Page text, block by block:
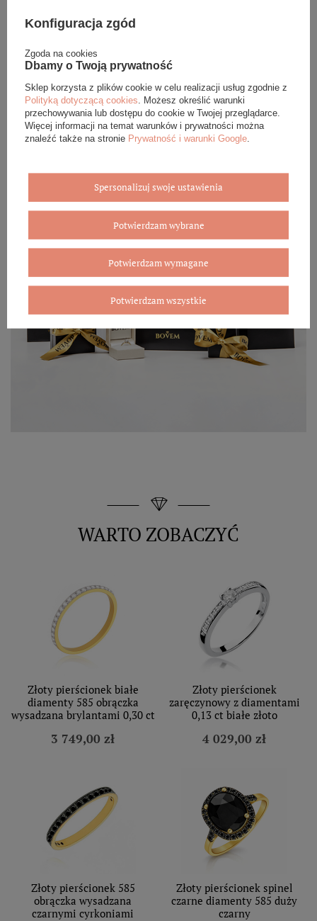
BOVEM otrzymasz jako gotowy do wręczenia upominek. Do
każdego zamówienia dołączamy pudełko ze skóry
mogą się różnić ze względu na wybrany asortyment.
WYBIERZ PREZENT
WARTO ZOBACZYĆ
Złoty pierścionek białe
diamenty 585 obrączka
wysadzana brylantami 0,30 ct
3 749,00 zł
Złoty pierścionek
zaręczynowy z diamentami
0,13 ct białe złoto
4 029,00 zł
Złoty pierścionek 585
obrączka wysadzana
czarnymi cyrkoniami
Złoty pierścionek spinel
czarne diamenty 585 duży
czarny
Konfiguracja zgód
Zgoda na cookies
Dbamy o Twoją prywatność
Sklep korzysta z plików cookie w celu realizacji usług zgodnie z
Polityką dotyczącą cookies . Możesz określić warunki
przechowywania lub dostępu do cookie w Twojej przeglądarce.
Więcej informacji na temat warunków i prywatności można
znaleźć także na stronie Prywatność i warunki Google
Spersonalizuj swoje ustawienia
Potwierdzam wybrane
Potwierdzam wymagane
Potwierdzam wszystkie